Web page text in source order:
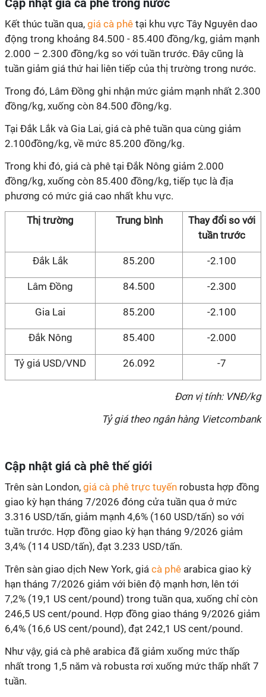
Cập nhật giá cà phê trong nước
Kết thúc tuần qua, giá cà phê tại khu vực Tây Nguyên dao
động trong khoảng 84.500 - 85.400 đồng/kg, giảm mạnh
2.000 – 2.300 đồng/kg so với tuần trước. Đây cũng là
tuần giảm giá thứ hai liên tiếp của thị trường trong nước.
Trong đó, Lâm Đồng ghi nhận mức giảm mạnh nhất 2.300
đồng/kg, xuống còn 84.500 đồng/kg.
Tại Đắk Lắk và Gia Lai, giá cà phê tuần qua cùng giảm
2.100đồng/kg, về mức 85.200 đồng/kg.
Trong khi đó, giá cà phê tại Đắk Nông giảm 2.000
đồng/kg, xuống còn 85.400 đồng/kg, tiếp tục là địa
phương có mức giá cao nhất khu vực.
Thị trường Trung bình
Thay đổi so với
tuần trước
Đắk Lắk 85.200 -2.100
Lâm Đồng 84.500 -2.300
Gia Lai 85.200 -2.100
Đắk Nông 85.400 -2.000
Tỷ giá USD/VND 26.092 -7
Đơn vị tính: VNĐ/kg
Tỷ giá theo ngân hàng Vietcombank
Cập nhật giá cà phê thế giới
Trên sàn London, giá cà phê trực tuyến robusta hợp đồng
giao kỳ hạn tháng 7/2026 đóng cửa tuần qua ở mức
3.316 USD/tấn, giảm mạnh 4,6% (160 USD/tấn) so với
tuần trước. Hợp đồng giao kỳ hạn tháng 9/2026 giảm
3,4% (114 USD/tấn), đạt 3.233 USD/tấn.
Trên sàn giao dịch New York, giá cà phê arabica giao kỳ
hạn tháng 7/2026 giảm với biên độ mạnh hơn, lên tới
7,2% (19,1 US cent/pound) trong tuần qua, xuống chỉ còn
246,5 US cent/pound. Hợp đồng giao tháng 9/2026 giảm
6,4% (16,6 US cent/pound), đạt 242,1 US cent/pound.
Như vậy, giá cà phê arabica đã giảm xuống mức thấp
nhất trong 1,5 năm và robusta rơi xuống mức thấp nhất 7
tuần.